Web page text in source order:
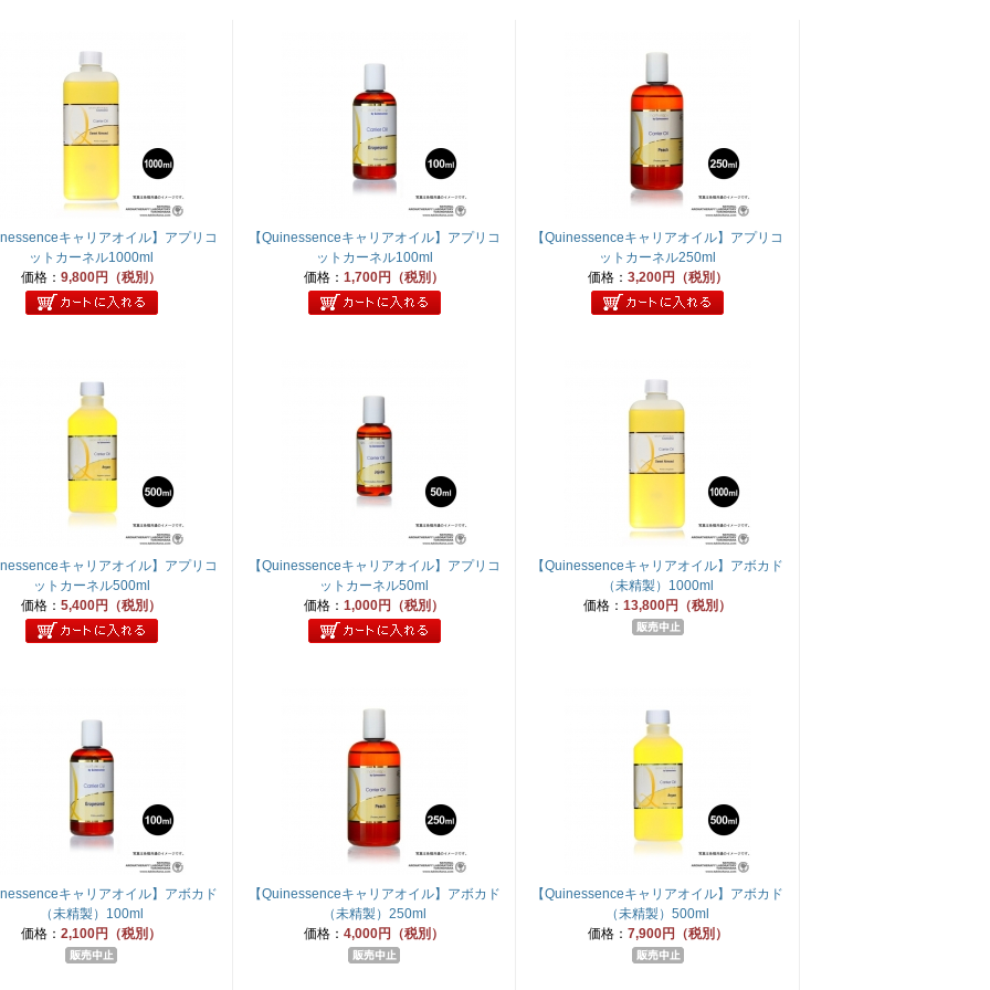
キャリアオイル】アプリコ
ットカーネル1000ml
価格： 9,800円（税別）
【Quinessenceキャリアオイル】アプリコ
ットカーネル100ml
価格： 1,700円（税別）
【Quinessenceキャリアオイル】アプリコ
ットカーネル250ml
価格： 3,200円（税別）
キャリアオイル】アプリコ
ットカーネル500ml
価格： 5,400円（税別）
【Quinessenceキャリアオイル】アプリコ
ットカーネル50ml
価格： 1,000円（税別）
【Quinessenceキャリアオイル】アボカド
（未精製）1000ml
価格： 13,800円（税別）
キャリアオイル】アボカド
（未精製）100ml
価格： 2,100円（税別）
【Quinessenceキャリアオイル】アボカド
（未精製）250ml
価格： 4,000円（税別）
【Quinessenceキャリアオイル】アボカド
（未精製）500ml
価格： 7,900円（税別）